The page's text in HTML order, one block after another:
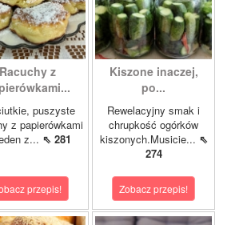
Racuchy z
puszyste
z papierówkami
z... ⇖ 281
przepis!
Kiszone inaczej,
po...
Rewelacyjny smak i
chrupkość ogórków
kiszonych.Musicie... ⇖
274
Zobacz przepis!